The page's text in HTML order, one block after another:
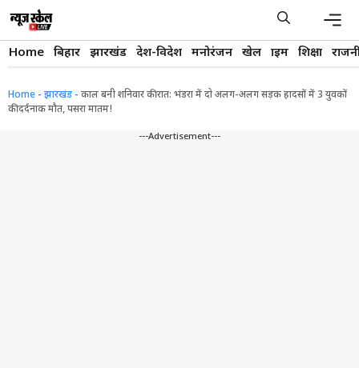
content
Home बिहार झारखंड देश-विदेश मनोरंजन खेल क्राइम शिक्षा
Home - झारखंड - काल बनी शनिवार की रात: भंडरा में दो अलग-अलग सड़क हादसों में 3 युवकों
की दर्दनाक मौत, पसरा मातम!
---Advertisement---